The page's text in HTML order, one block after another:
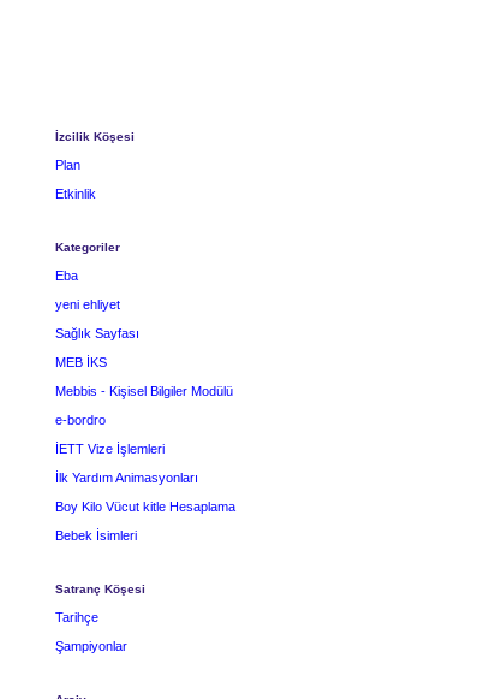
İzcilik Köşesi
Plan
Etkinlik
Kategoriler
Eba
yeni ehliyet
Sağlık Sayfası
MEB İKS
Mebbis - Kişisel Bilgiler Modülü
e-bordro
İETT Vize İşlemleri
İlk Yardım Animasyonları
Boy Kilo Vücut kitle Hesaplama
Bebek İsimleri
Satranç Köşesi
Tarihçe
Şampiyonlar